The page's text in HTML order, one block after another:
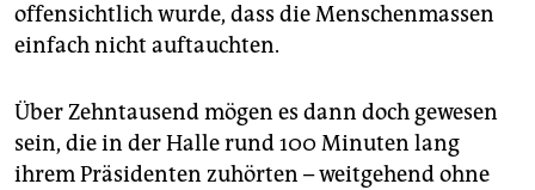
offensichtlich wurde, dass die Menschenmassen
einfach nicht auftauchten.
Über Zehntausend mögen es dann doch gewesen
sein, die in der Halle rund 100 Minuten lang
ihrem Präsidenten zuhörten – weitgehend ohne